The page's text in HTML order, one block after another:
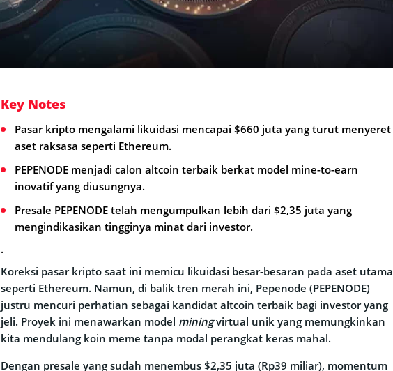
Key Notes
Pasar kripto mengalami likuidasi mencapai $660 juta yang turut menyeret
aset raksasa seperti Ethereum.
PEPENODE menjadi calon altcoin terbaik berkat model mine-to-earn
inovatif yang diusungnya.
Presale PEPENODE telah mengumpulkan lebih dari $2,35 juta yang
mengindikasikan tingginya minat dari investor.
.
Koreksi pasar kripto saat ini memicu likuidasi besar-besaran pada aset utama
seperti Ethereum. Namun, di balik tren merah ini, Pepenode (PEPENODE)
justru mencuri perhatian sebagai kandidat altcoin terbaik bagi investor yang
jeli. Proyek ini menawarkan model miningvirtual unik yang memungkinkan
kita mendulang koin meme tanpa modal perangkat keras mahal.
Dengan presale yang sudah menembus $2,35 juta (Rp39 miliar), momentum